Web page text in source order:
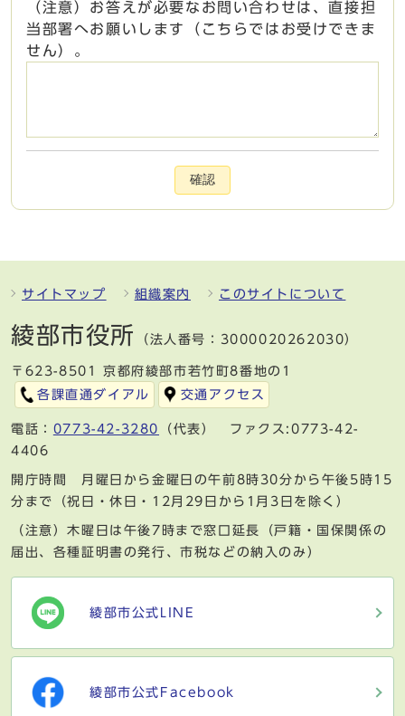
（注意）お答えが必要なお問い合わせは、直接担
当部署へお願いします（こちらではお受けできま
せん）。
確認
サイトマップ 組織案内 このサイトについて
綾部市役所 （法人番号：3000020262030）
〒623-8501 京都府綾部市若竹町8番地の1
各課直通ダイアル
交通アクセス
電話： 0773-42-3280
（代表） ファクス:0773-42-
4406
開庁時間 月曜日から金曜日の午前8時30分から午後5時15
分まで（祝日・休日・12月29日から1月3日を除く）
（注意）木曜日は午後7時まで窓口延長（戸籍・国保関係の
届出、各種証明書の発行、市税などの納入のみ）
綾部市公式LINE
綾部市公式Facebook